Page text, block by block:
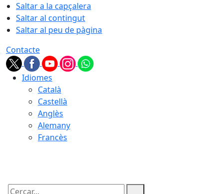
Saltar a la capçalera
Saltar al contingut
Saltar al peu de pàgina
Contacte
Idiomes
Català
Castellà
Anglès
Alemany
Francès